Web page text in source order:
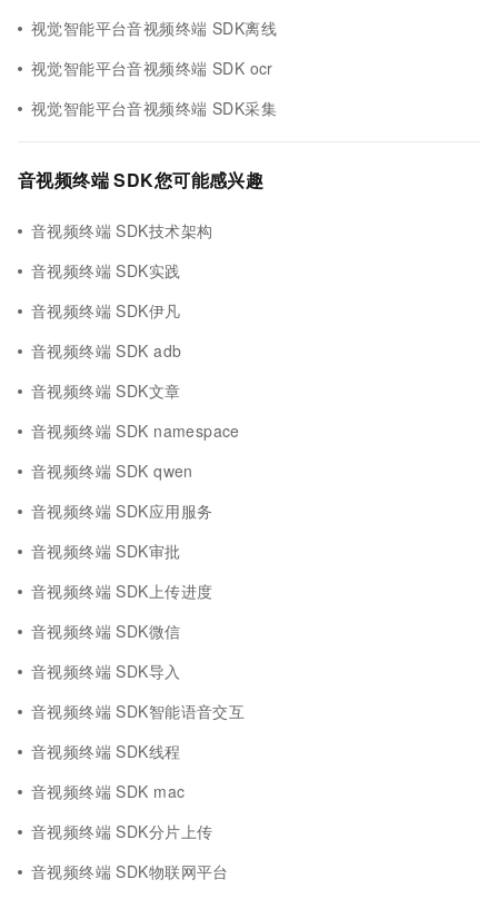
视觉智能平台音视频终端 SDK离线
视觉智能平台音视频终端 SDK ocr
视觉智能平台音视频终端 SDK采集
音视频终端 SDK您可能感兴趣
音视频终端 SDK技术架构
音视频终端 SDK实践
音视频终端 SDK伊凡
音视频终端 SDK adb
音视频终端 SDK文章
音视频终端 SDK namespace
音视频终端 SDK qwen
音视频终端 SDK应用服务
音视频终端 SDK审批
音视频终端 SDK上传进度
音视频终端 SDK微信
音视频终端 SDK导入
音视频终端 SDK智能语音交互
音视频终端 SDK线程
音视频终端 SDK mac
音视频终端 SDK分片上传
音视频终端 SDK物联网平台